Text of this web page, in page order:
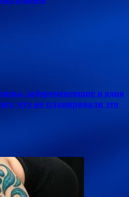
забеременевшие в одно
что не планировали это